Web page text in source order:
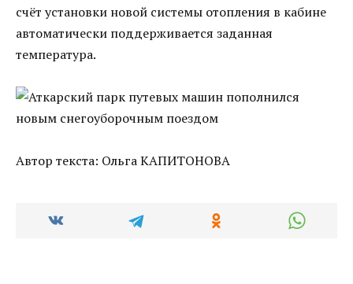
счёт установки новой системы отопления в кабине
автоматически поддерживается заданная
температура.
Автор текста: Ольга КАПИТОНОВА